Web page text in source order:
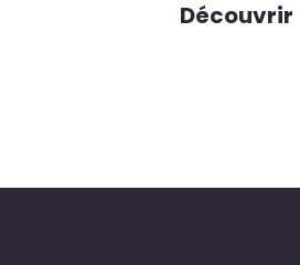
Découvrir